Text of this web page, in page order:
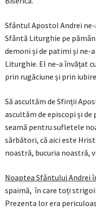
Sfântul Apostol Andrei
Sfântă Liturghie pe
demoni și de patimi și ne-
Liturghie. El ne-a învățat
prin rugăciune și prin
Să ascultăm de Sfinții
ascultăm de episcopi și de
seamă pentru sufletele
sărbători, că aici este
noastră, bucuria noastră,
Noaptea Sfântului Andrei
spaimă, în care toți
Prezenta lor era